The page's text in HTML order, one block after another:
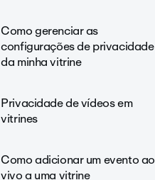
Como gerenciar as
configurações de privacidade
da minha vitrine
Privacidade de vídeos em
vitrines
Como adicionar um evento ao
vivo a uma vitrine